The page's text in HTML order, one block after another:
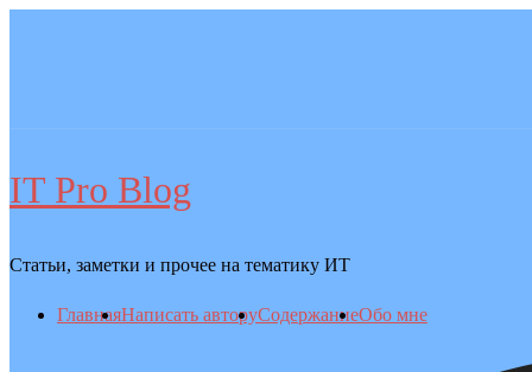
IT Pro Blog
Статьи, заметки и прочее на тематику ИТ
ГлавнаяНаписать авторуСодержаниеОбо мне